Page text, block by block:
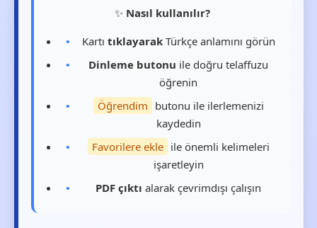
✨ Nasıl kullanılır?
Kartı tıklayarakTürkçe anlamını görün
Dinleme butonu ile doğru telaffuzu
öğrenin
Öğrendim butonu ile ilerlemenizi
kaydedin
Favorilere ekle ile önemli kelimeleri
işaretleyin
PDF çıktı alarak çevrimdışı çalışın